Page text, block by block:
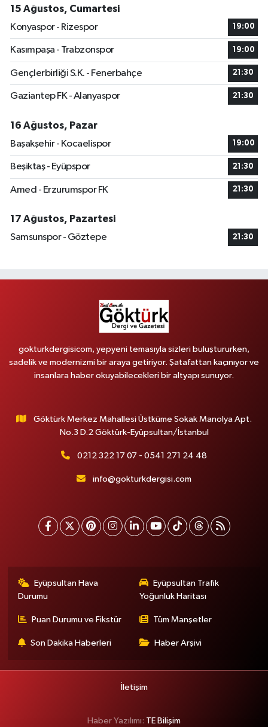
15 Ağustos, Cumartesi
Konyaspor - Rizespor
19:00
Kasımpaşa - Trabzonspor 19:00
Gençlerbirliği S.K. - Fenerbahçe 21:30
Gaziantep FK - Alanyaspor 21:30
16 Ağustos, Pazar
Başakşehir - Kocaelispor
19:00
Beşiktaş - Eyüpspor 21:30
Amed - Erzurumspor FK 21:30
17 Ağustos, Pazartesi
Samsunspor - Göztepe
21:30
gokturkdergisicom, yepyeni temasıyla sizleri buluştururken,
sadelik ve modernizmi bir araya getiriyor. Şatafattan kaçınıyor ve
insanlara haber okuyabilecekleri bir altyapı sunuyor.
Göktürk Merkez Mahallesi Üstküme Sokak Manolya Apt.
No.3 D.2 Göktürk-Eyüpsultan/İstanbul
0212 322 17 07 - 0541 271 24 48
info@gokturkdergisi.com
Eyüpsultan Hava
Durumu
Eyüpsultan Trafik
Yoğunluk Haritası
Puan Durumu ve Fikstür Tüm Manşetler
Son Dakika Haberleri Haber Arşivi
İletişim
Haber Yazılımı: TE Bilişim